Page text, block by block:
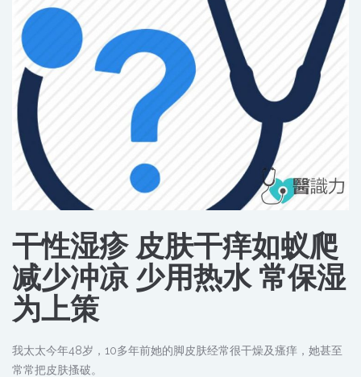
干性湿疹 皮肤干痒如蚁爬
减少冲凉 少用热水 常保湿
为上策
我太太今年48岁，10多年前她的脚皮肤经常很干燥及瘙痒，她甚至
常常把皮肤搔破。